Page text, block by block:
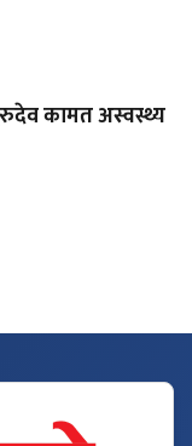
कामत अस्वस्थ्य